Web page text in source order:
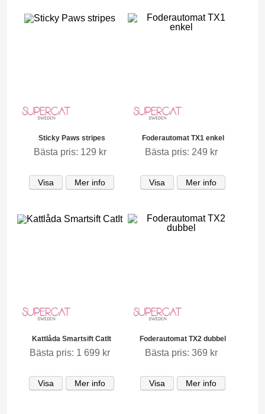
Sticky Paws stripes
Bästa pris: 129 kr
Visa Mer info
Foderautomat TX1 enkel
Bästa pris: 249 kr
Visa Mer info
Kattlåda Smartsift CatIt
Bästa pris: 1 699 kr
Visa Mer info
Foderautomat TX2 dubbel
Bästa pris: 369 kr
Visa Mer info